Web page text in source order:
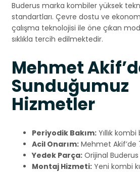
Buderus marka kombiler yüksek
standartları. Çevre dostu ve
çalışma teknolojisi ile öne çıkan
sıklıkla tercih edilmektedir.
Mehmet
Sunduğumuz
Hizmetler
Periyodik Bakım: Yıllık
Acil Onarım: Mehmet Akif’de
Yedek Parça: Orijinal Buderus
Montaj Hizmeti: Yeni kombi